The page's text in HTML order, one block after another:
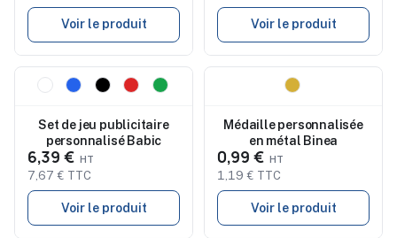
Voir le produit Voir le produit
Nouveau
Set de jeu publicitaire
personnalisé Babic
6,39 €
7,67 € TTC
Voir le produit
Médaille personnalisée
en métal Binea
0,99 €
1,19 € TTC
Voir le produit